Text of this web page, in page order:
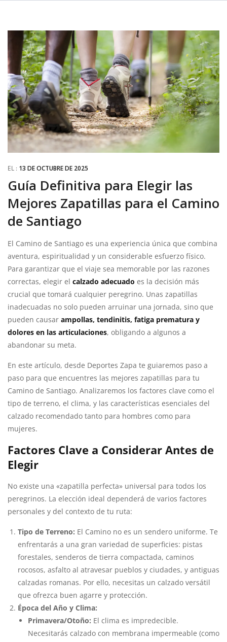
EL : 13 DE OCTUBRE DE 2025
Guía Definitiva para Elegir las
Mejores Zapatillas para el Camino
de Santiago
El Camino de Santiago es una experiencia única que combina
aventura, espiritualidad y un considerable esfuerzo físico.
Para garantizar que el viaje sea memorable por las razones
correctas, elegir el calzado adecuado es la decisión más
crucial que tomará cualquier peregrino. Unas zapatillas
inadecuadas no solo pueden arruinar una jornada, sino que
pueden causar ampollas, tendinitis, fatiga prematura y
dolores en las articulaciones, obligando a algunos a
abandonar su meta.
En este artículo, desde Deportes Zapa te guiaremos paso a
paso para que encuentres las mejores zapatillas para tu
Camino de Santiago. Analizaremos los factores clave como el
tipo de terreno, el clima, y las características esenciales del
calzado recomendado tanto para hombres como para
mujeres.
Factores Clave a Considerar Antes de
Elegir
No existe una «zapatilla perfecta» universal para todos los
peregrinos. La elección ideal dependerá de varios factores
personales y del contexto de tu ruta:
Tipo de Terreno: El Camino no es un sendero uniforme. Te
enfrentarás a una gran variedad de superficies: pistas
forestales, senderos de tierra compactada, caminos
rocosos, asfalto al atravesar pueblos y ciudades, y antiguas
calzadas romanas. Por ello, necesitas un calzado versátil
que ofrezca buen agarre y protección.
Época del Año y Clima:
Primavera/Otoño: El clima es impredecible.
Necesitarás calzado con membrana impermeable (como